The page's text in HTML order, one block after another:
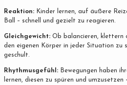
Reaktion: Kinder lernen, auf äußere
Ball – schnell und gezielt zu reagieren.
Gleichgewicht: Ob balancieren, klettern
den eigenen Körper in jeder Situation zu
geschult.
Rhythmusgefühl: Bewegungen haben
lernen, diesen zu spüren und